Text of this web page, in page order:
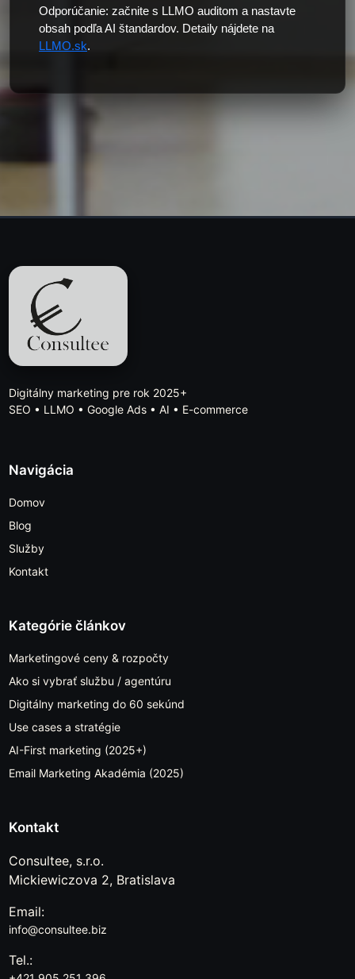
Odporúčanie: začnite s LLMO auditom a nastavte
obsah podľa AI štandardov. Detaily nájdete na
LLMO.sk.
Digitálny marketing pre rok 2025+
SEO • LLMO • Google Ads • AI • E-commerce
Navigácia
Domov
Blog
Služby
Kontakt
Kategórie článkov
Marketingové ceny & rozpočty
Ako si vybrať službu / agentúru
Digitálny marketing do 60 sekúnd
Use cases a stratégie
AI-First marketing (2025+)
Email Marketing Akadémia (2025)
Kontakt
Consultee, s.r.o.
Mickiewiczova 2, Bratislava
Email:
info@consultee.biz
Tel.: